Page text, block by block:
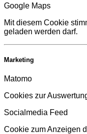
Google Maps
Mit diesem Cookie
geladen werden darf.
Marketing
Matomo
Cookies zur
Socialmedia Feed
Cookie zum Anzeigen